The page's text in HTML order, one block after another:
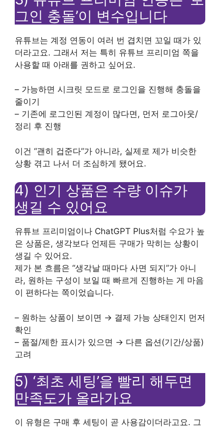
그인 충돌’이 변수입니다
유튜브는 계정 연동이 여러 번 겹치면 꼬일 때가 있
더라고요. 그래서 저는 특히 유튜브 프리미엄 쪽을
사용할 때 아래를 권하고 싶어요.
– 가능하면 시크릿 모드로 로그인을 진행해 충돌을
줄이기
– 기존에 로그인된 계정이 많다면, 먼저 로그아웃/
정리 후 진행
이건 “괜히 겁준다”가 아니라, 실제로 제가 비슷한
상황 겪고 나서 더 조심하게 됐어요.
4) 인기 상품은 수량 이슈가
생길 수 있어요
유튜브 프리미엄이나 ChatGPT Plus처럼 수요가 높
은 상품은, 생각보다 언제든 구매가 막히는 상황이
생길 수 있어요.
제가 본 흐름은 “생각날 때마다 사면 되지”가 아니
라, 원하는 구성이 보일 때 빠르게 진행하는 게 마음
이 편하다는 쪽이었습니다.
– 원하는 상품이 보이면 → 결제 가능 상태인지 먼저
확인
– 품절/제한 표시가 있으면 → 다른 옵션(기간/상품)
고려
5) ‘최초 세팅’을 빨리 해두면
만족도가 올라가요
이 유형은 구매 후 세팅이 곧 사용감이더라고요. 그